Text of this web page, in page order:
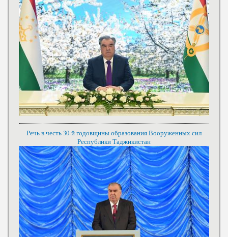
Речь в честь 30-й годовщины образования Вооруженных сил
Республики Таджикистан